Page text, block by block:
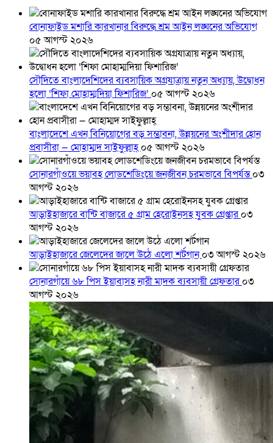
বোনাফাইড মশারি কারখানার বিরুদ্ধে শ্রম আইন লঙ্ঘনের অভিযোগ
০৫ আগস্ট ২০২৬
সৌদিতে বাংলাদেশিদের ব্যবসায়িক অগ্রযাত্রায় নতুন অধ্যায়, উদ্বোধন
হলো ‘শিফা মোহাম্মদিয়া ফিশারিজ’ ০৫ আগস্ট ২০২৬
বাংলাদেশে এখন বিনিয়োগের বড় সম্ভাবনা, উন্নয়নের অংশীদার হোন
প্রবাসীরা — মোহাম্মদ সাইফুল্লাহ্০৫ আগস্ট ২০২৬
সোনারগাঁওয়ে ভয়াবহ লোডশেডিংয়ে জনজীবন চরমভাবে বিপর্যস্ত০৩
আগস্ট ২০২৬
আড়াইহাজারে বান্টি বাজারে ৫ গ্রাম হেরোইনসহ যুবক গ্রেপ্তার০৩
আগস্ট ২০২৬
আড়াইহাজারে জেলেদের জালে উঠে এলো শর্টগান০৩ আগস্ট ২০২৬
সোনারগাঁয়ে ৬৮ পিস ইয়াবাসহ নারী মাদক ব্যবসায়ী গ্রেফতার০৩
আগস্ট ২০২৬